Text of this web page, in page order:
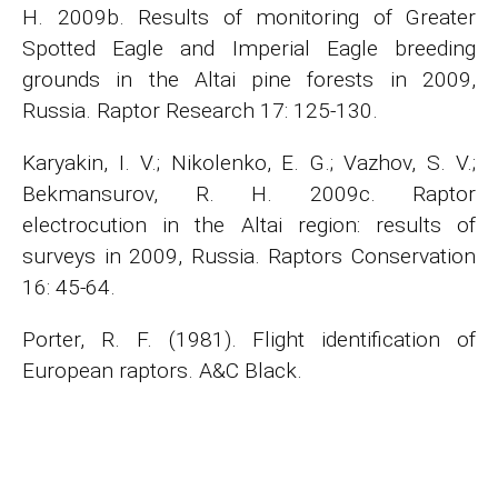
H. 2009b. Results of monitoring of Greater
Spotted Eagle and Imperial Eagle breeding
grounds in the Altai pine forests in 2009,
Russia. Raptor Research 17: 125-130.
Karyakin, I. V.; Nikolenko, E. G.; Vazhov, S. V.;
Bekmansurov, R. H. 2009c. Raptor
electrocution in the Altai region: results of
surveys in 2009, Russia. Raptors Conservation
16: 45-64.
Porter, R. F. (1981). Flight identification of
European raptors. A&C Black.